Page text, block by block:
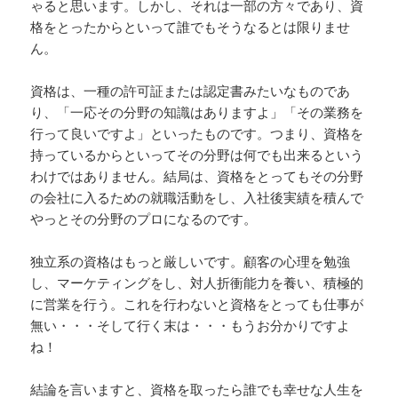
ゃると思います。しかし、それは一部の方々であり、資
格をとったからといって誰でもそうなるとは限りませ
ん。
資格は、一種の許可証または認定書みたいなものであ
り、「一応その分野の知識はありますよ」「その業務を
行って良いですよ」といったものです。つまり、資格を
持っているからといってその分野は何でも出来るという
わけではありません。結局は、資格をとってもその分野
の会社に入るための就職活動をし、入社後実績を積んで
やっとその分野のプロになるのです。
独立系の資格はもっと厳しいです。顧客の心理を勉強
し、マーケティングをし、対人折衝能力を養い、積極的
に営業を行う。これを行わないと資格をとっても仕事が
無い・・・そして行く末は・・・もうお分かりですよ
ね！
結論を言いますと、資格を取ったら誰でも幸せな人生を